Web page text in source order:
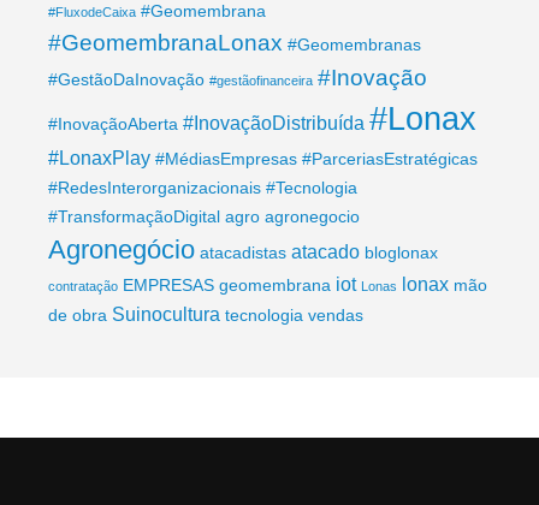
#FluxodeCaixa #Geomembrana
#GeomembranaLonax #Geomembranas
#GestãoDaInovação #gestãofinanceira #Inovação
#InovaçãoAberta #InovaçãoDistribuída #Lonax
#LonaxPlay #MédiasEmpresas #ParceriasEstratégicas
#RedesInterorganizacionais #Tecnologia
#TransformaçãoDigital agro agronegocio
Agronegócio atacadistas atacado bloglonax
contratação EMPRESAS geomembrana iot Lonas lonax mão
de obra Suinocultura tecnologia vendas